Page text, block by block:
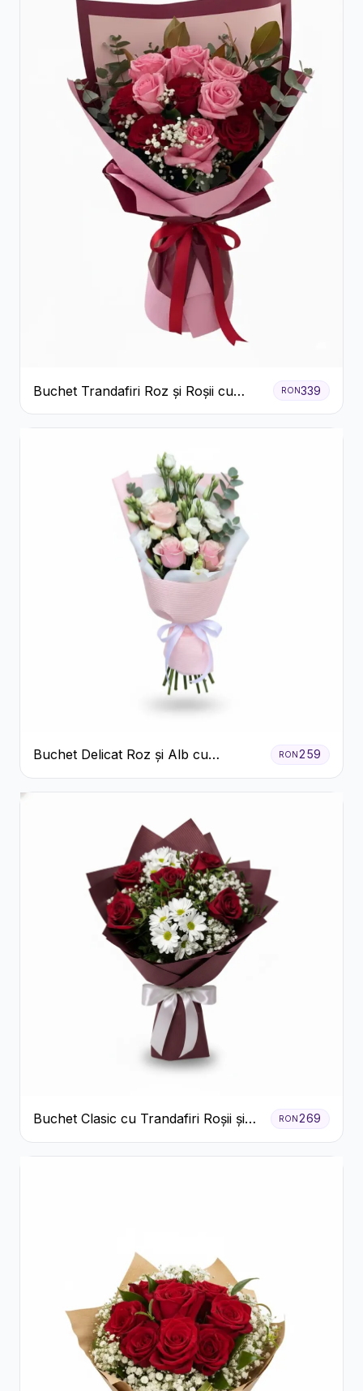
Buchet Trandafiri Roz și Roșii cu
Eucalipt și Gypsophila
RON339
Buchet Delicat Roz și Alb cu
Trandafiri și Lisianthus
RON259
Buchet Clasic cu Trandafiri Roșii și
Crizanteme Albe
RON269